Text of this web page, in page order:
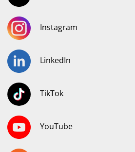
Instagram
LinkedIn
TikTok
YouTube